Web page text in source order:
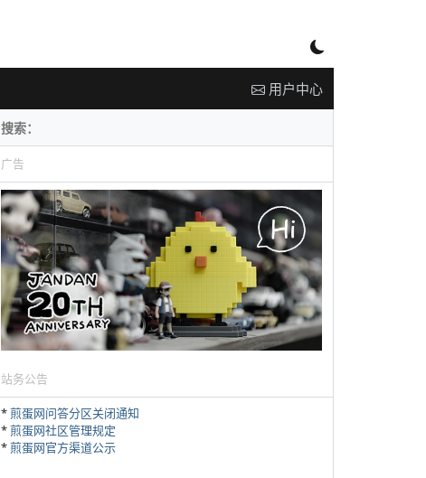
用户中心
广告
站务公告
*煎蛋网问答分区关闭通知
*煎蛋网社区管理规定
*煎蛋网官方渠道公示